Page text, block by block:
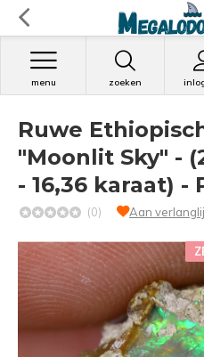
zoeken
menu
Ruwe
"Moonlit Sky" -
- 16,36 karaat) -
(0) Aan